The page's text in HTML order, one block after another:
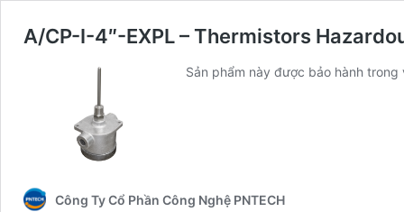
A/CP-I-4″-EXPL – Thermistors
Sản phẩm này được bảo hành
Công Ty Cổ Phần Công Nghệ PNTECH